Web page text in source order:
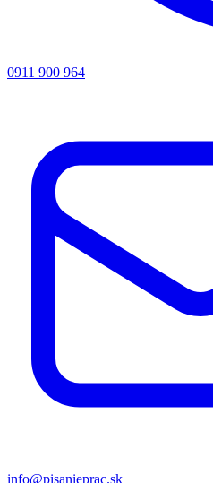
0911 900 964
info@pisanieprac.sk